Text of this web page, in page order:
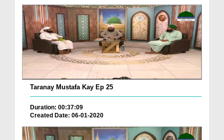
Taranay Mustafa Kay Ep 25
Duration: 00:37:09
Created Date: 06-01-2020